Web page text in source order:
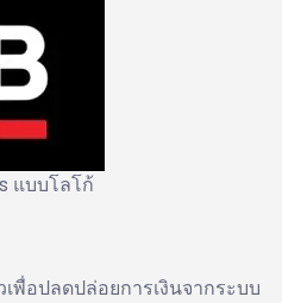
แบบโลโก้
พื่อปลดปล่อยการเงินจากระบบ